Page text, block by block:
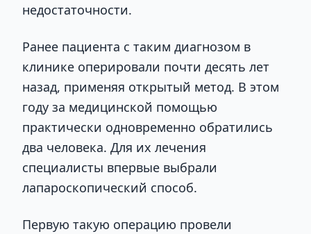
недостаточности.
Ранее пациента с таким диагнозом в
клинике оперировали почти десять лет
назад, применяя открытый метод. В этом
году за медицинской помощью
практически одновременно обратились
два человека. Для их лечения
специалисты впервые выбрали
лапароскопический способ.
Первую такую операцию провели